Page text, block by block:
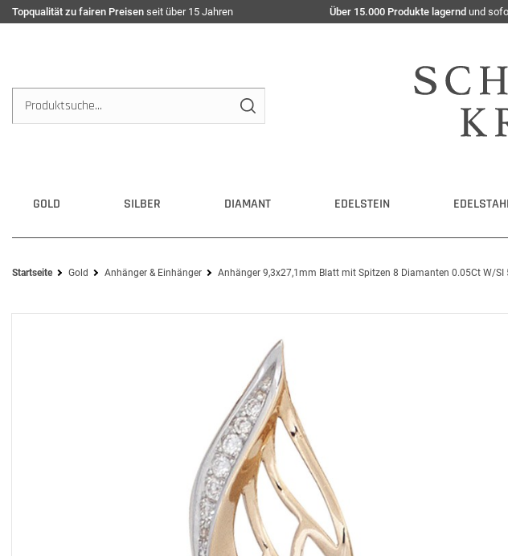
Topqualität zu fairen Preisen seit über 15 Jahren Über 15.000 Produkte lagernd und
GOLD SILBER DIAMANT EDELSTEIN
Startseite Gold Anhänger & Einhänger Anhänger 9,3x27,1mm Blatt mit Spitzen 8 Diamanten 0.05Ct W/SI